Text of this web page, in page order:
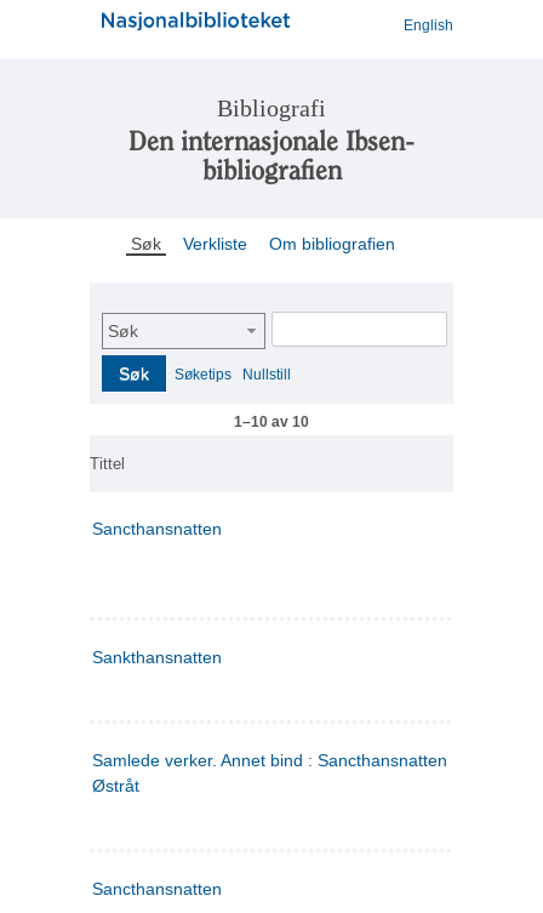
English
Bibliografi
Den internasjonale Ibsen-
bibliografien
Søk Verkliste Om bibliografien
Søk
Søk Søketips Nullstill
1–10 av 10
Tittel
Sancthansnatten
Sankthansnatten
Samlede verker. Annet bind : Sancthansnatten ; Fru Inger
Østråt
Sancthansnatten